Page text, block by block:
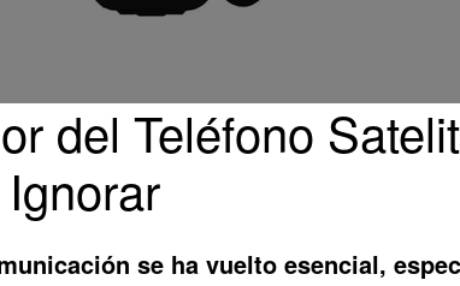
del Teléfono
se ha vuelto esencial,